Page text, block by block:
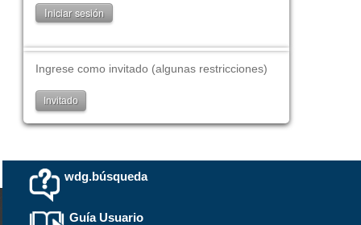
Ingrese como invitado (algunas restricciones)
Invitado
wdg.búsqueda
Guía Usuario